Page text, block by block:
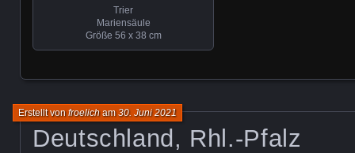
Trier
Mariensäule
Größe 56 x 38 cm
Deutschland, Rhl.-Pfalz
Erstellt vonfroelicham30. Juni 2021